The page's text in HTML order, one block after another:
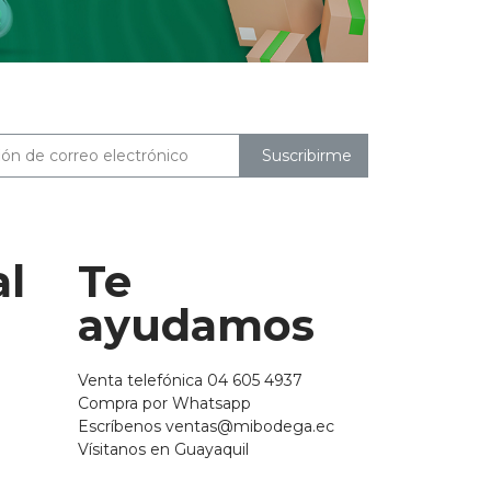
Suscribirme
Te
ayudamos
Venta telefónica 04 605 4937
Compra por Whatsapp
Escríbenos ventas@mibodega.ec
Vísitanos en Guayaquil